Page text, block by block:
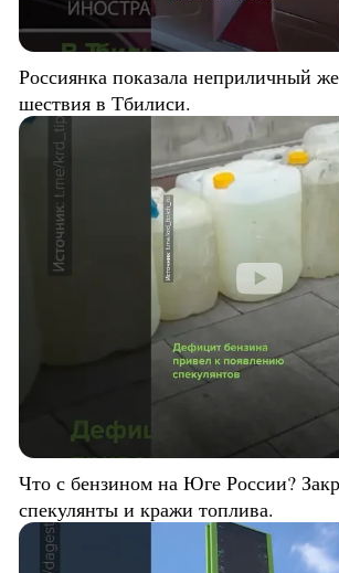
Россиянка показала неприличный
шествия в Тбилиси.
Что с бензином на Юге России?
спекулянты и кражи топлива.